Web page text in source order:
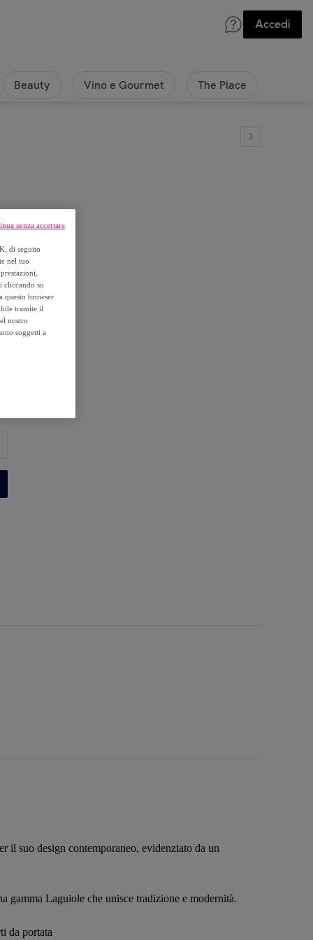
Accedi
Beauty Vino e Gourmet The Place
il suo design contemporaneo, evidenziato da un
gamma Laguiole che unisce tradizione e modernità.
da portata
di seguito
nel tuo
cliccando su
questo browser
tramite il
nostro
soggetti a
senza accettare